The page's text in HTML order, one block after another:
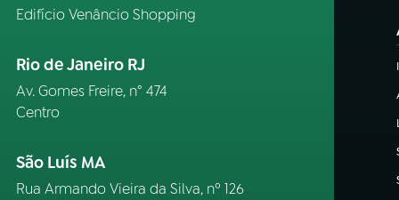
Edifício Venâncio Shopping
Rio de Janeiro RJ
Av. Gomes Freire, n° 474
Centro
São Luís MA
Rua Armando Vieira da Silva, nº 126